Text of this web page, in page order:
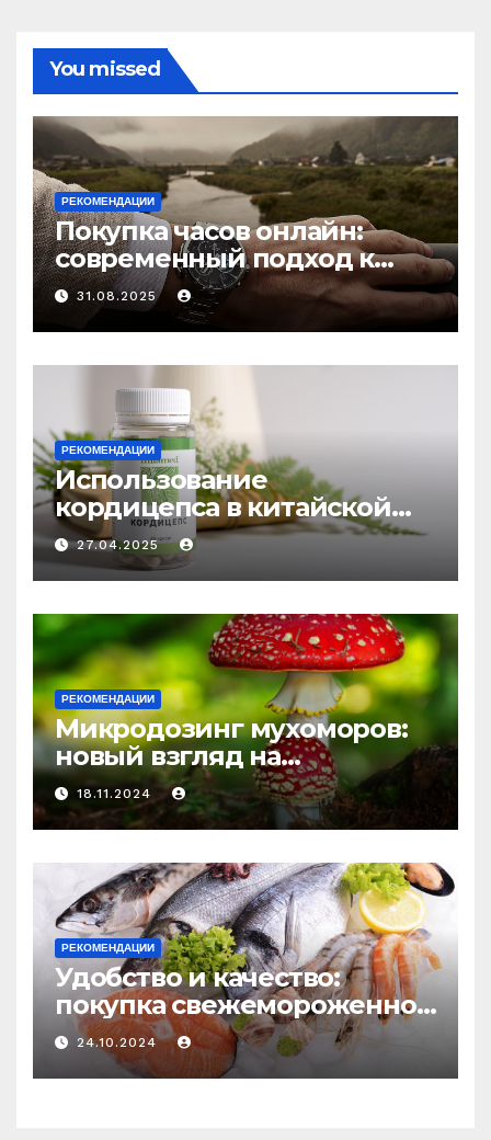
You missed
РЕКОМЕНДАЦИИ
Покупка часов онлайн:
современный подход к
выбору аксессуаров
31.08.2025
РЕКОМЕНДАЦИИ
Использование
кордицепса в китайской
медицине: природное
средство против усталости
и истощения
27.04.2025
РЕКОМЕНДАЦИИ
Микродозинг мухоморов:
новый взгляд на
психоделику
18.11.2024
РЕКОМЕНДАЦИИ
Удобство и качество:
покупка свежемороженной
рыбы онлайн
24.10.2024